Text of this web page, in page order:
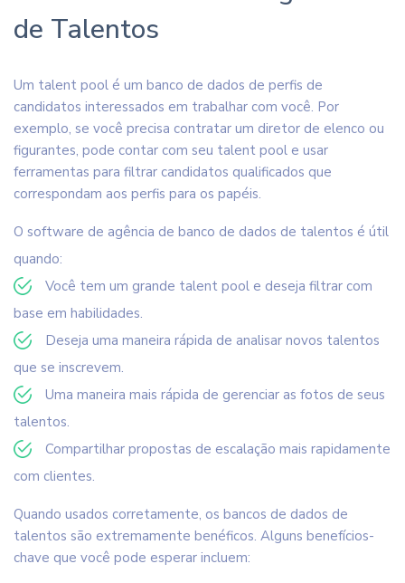
de Talentos
Um talent pool é um banco de dados de perfis de
candidatos interessados em trabalhar com você. Por
exemplo, se você precisa contratar um diretor de elenco ou
figurantes, pode contar com seu talent pool e usar
ferramentas para filtrar candidatos qualificados que
correspondam aos perfis para os papéis.
O software de agência de banco de dados de talentos é útil
quando:
Você tem um grande talent pool e deseja filtrar com
base em habilidades.
Deseja uma maneira rápida de analisar novos talentos
que se inscrevem.
Uma maneira mais rápida de gerenciar as fotos de seus
talentos.
Compartilhar propostas de escalação mais rapidamente
com clientes.
Quando usados corretamente, os bancos de dados de
talentos são extremamente benéficos. Alguns benefícios-
chave que você pode esperar incluem: